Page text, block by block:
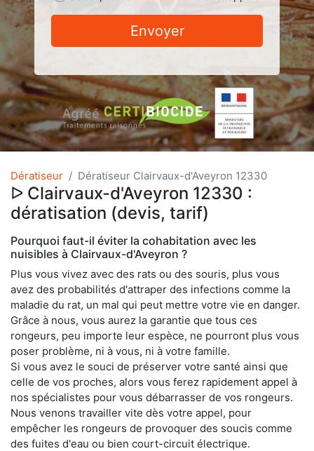
Envoyer
Dératiseur Dératiseur Clairvaux-d'Aveyron 12330
ᐅ Clairvaux-d'Aveyron 12330 :
dératisation (devis, tarif)
Pourquoi faut-il éviter la cohabitation avec les
nuisibles à Clairvaux-d'Aveyron ?
Plus vous vivez avec des rats ou des souris, plus vous
avez des probabilités d'attraper des infections comme la
maladie du rat, un mal qui peut mettre votre vie en danger.
Grâce à nous, vous aurez la garantie que tous ces
rongeurs, peu importe leur espèce, ne pourront plus vous
poser problème, ni à vous, ni à votre famille.
Si vous avez le souci de préserver votre santé ainsi que
celle de vos proches, alors vous ferez rapidement appel à
nos spécialistes pour vous débarrasser de vos rongeurs.
Nous venons travailler vite dès votre appel, pour
empêcher les rongeurs de provoquer des soucis comme
des fuites d'eau ou bien court-circuit électrique.